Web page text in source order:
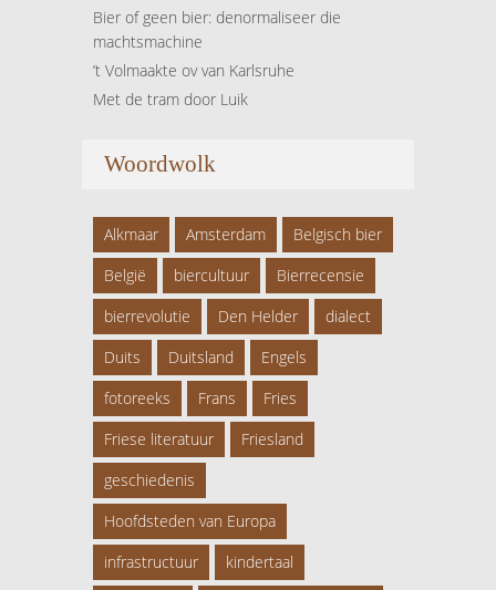
Bier of geen bier: denormaliseer die
machtsmachine
’t Volmaakte ov van Karlsruhe
Met de tram door Luik
Woordwolk
Alkmaar Amsterdam
Belgisch bier
België
biercultuur
Bierrecensie
bierrevolutie
Den Helder
dialect
Duits
Duitsland
Engels
fotoreeks
Frans
Fries
Friese literatuur
Friesland
geschiedenis
Hoofdsteden van Europa
infrastructuur
kindertaal